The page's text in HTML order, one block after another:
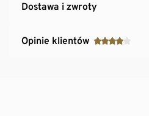
Dostawa i zwroty
Opinie klientów